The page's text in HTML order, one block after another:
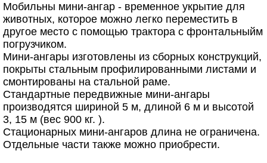
Мобильны мини-ангар - временное укрытие для
животных, которое можно легко переместить в
другое место с помощью трактора с фронтальныйм
погрузчиком.
Мини-ангары изготовлены из сборных конструкций,
покрыты стальным профилированными листами и
смонтированы на стальной раме.
Стандартные передвижные мини-ангары
производятся шириной 5 м, длиной 6 м и высотой
3, 15 м (вес 900 кг. ).
Стационарных мини-ангаров длина не ограничена.
Отдельные части также можно приобрести.